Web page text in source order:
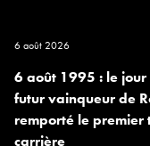
6 août 2026
6 août 1995 : le jour
futur vainqueur de
remporté le premier
carrière